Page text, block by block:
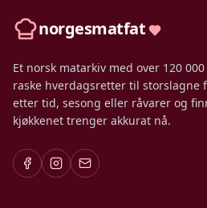
norgesmatfat
Et norsk matarkiv med over 120
raske hverdagsretter til storslagne
etter tid, sesong eller råvarer og
kjøkkenet trenger akkurat nå.